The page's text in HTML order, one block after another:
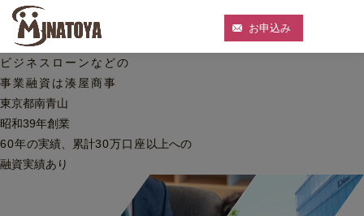
お申込み
ビジネスローンなどの
事業融資は湊屋商事
東京都南青山
昭和39年創業
60年の実績、累計30万口座 以上への
融資実績あり